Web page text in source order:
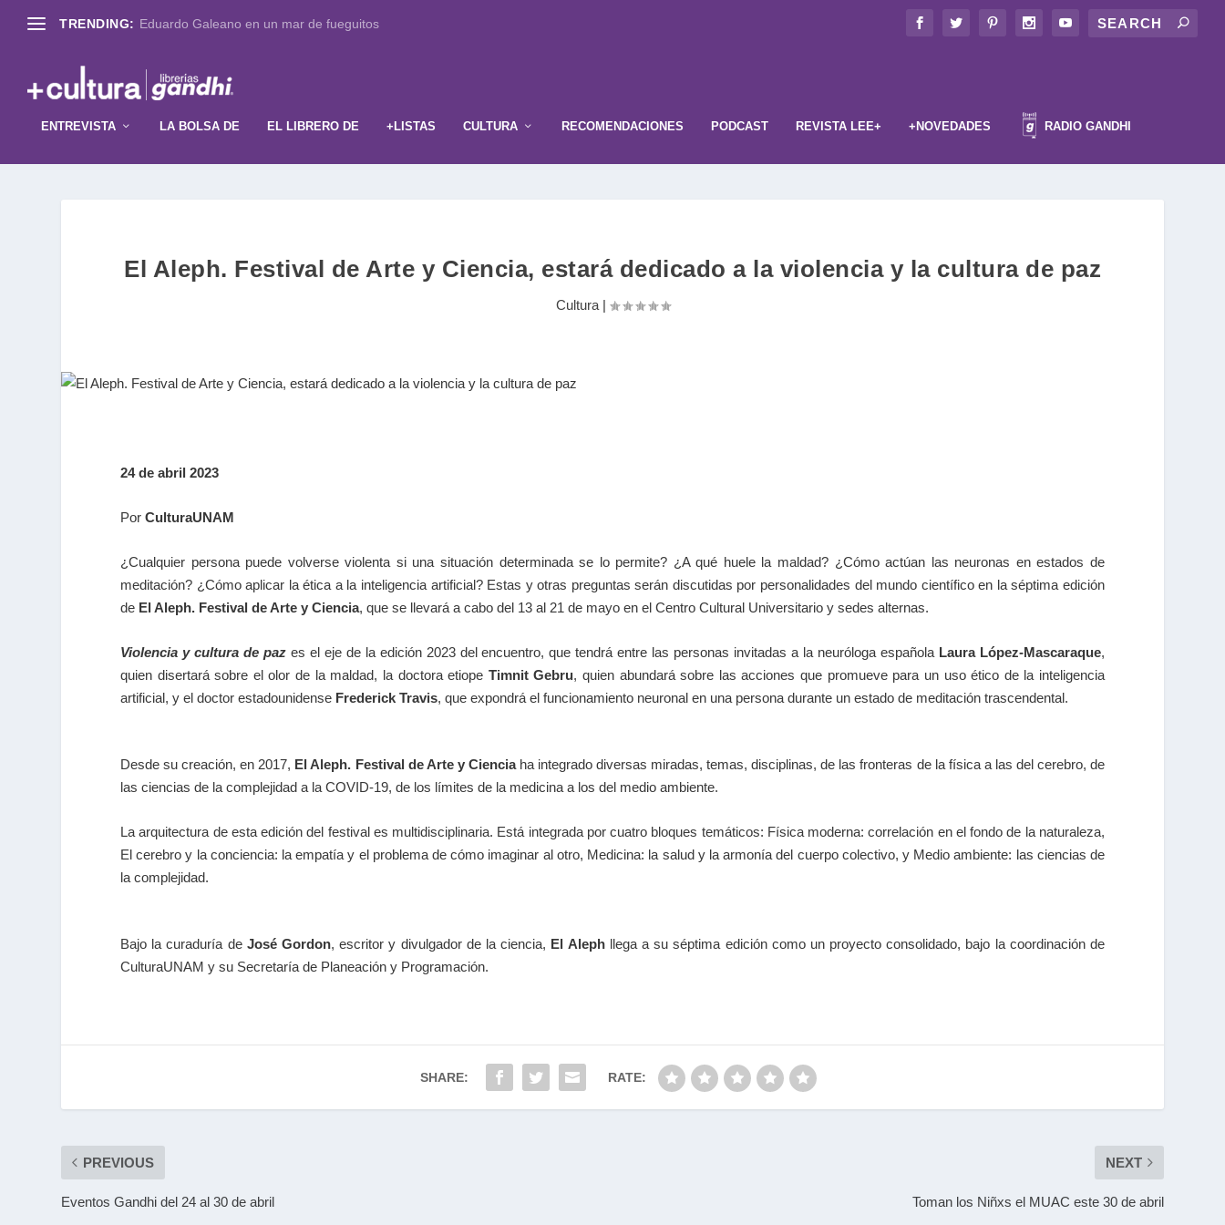
TRENDING: Eduardo Galeano en un mar de fueguitos
ENTREVISTA LA BOLSA DE EL LIBRERO DE +LISTAS CULTURA RECOMENDACIONES PODCAST REVISTA LEE+ +NOVEDADES RADIO GANDHI
El Aleph. Festival de Arte y Ciencia, estará dedicado a la violencia y la cultura de paz
Cultura|
24 de abril 2023
Por CulturaUNAM
¿Cualquier persona puede volverse violenta si una situación determinada se lo permite? ¿A qué huele la maldad? ¿Cómo actúan las neuronas en estados de
meditación? ¿Cómo aplicar la ética a la inteligencia artificial? Estas y otras preguntas serán discutidas por personalidades del mundo científico en la séptima edición
de El Aleph. Festival de Arte y Ciencia, que se llevará a cabo del 13 al 21 de mayo en el Centro Cultural Universitario y sedes alternas.
Violencia y cultura de pazes el eje de la edición 2023 del encuentro, que tendrá entre las personas invitadas a la neuróloga española Laura López-Mascaraque,
quien disertará sobre el olor de la maldad, la doctora etiope Timnit Gebru, quien abundará sobre las acciones que promueve para un uso ético de la inteligencia
artificial, y el doctor estadounidense Frederick Travis, que expondrá el funcionamiento neuronal en una persona durante un estado de meditación trascendental.
Desde su creación, en 2017, El Aleph. Festival de Arte y Ciencia ha integrado diversas miradas, temas, disciplinas, de las fronteras de la física a las del cerebro, de
las ciencias de la complejidad a la COVID-19, de los límites de la medicina a los del medio ambiente.
La arquitectura de esta edición del festival es multidisciplinaria. Está integrada porcuatro bloques temáticos: Física moderna: correlación en el fondo de la naturaleza,
El cerebro y la conciencia: la empatía y el problema de cómo imaginar al otro, Medicina: la salud y la armonía del cuerpo colectivo, y Medio ambiente: las ciencias de
la complejidad.
Bajo lacuraduría deJosé Gordon, escritor y divulgador de la ciencia, El Alephllega a suséptima edicióncomo un proyecto consolidado, bajo la coordinación de
CulturaUNAM y su Secretaría de Planeación y Programación.
SHARE: RATE:
PREVIOUS
Eventos Gandhi del 24 al 30 de abril
NEXT
Toman los Niñxs el MUAC este 30 de abril